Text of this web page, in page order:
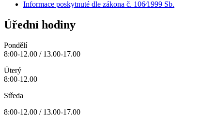
Informace poskytnuté dle zákona č. 106⁄1999 Sb.
Úřední hodiny
Pondělí
8:00-12.00 / 13.00-17.00
Úterý
8:00-12.00
Středa
8:00-12.00 / 13.00-17.00